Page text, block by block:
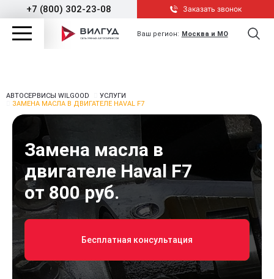
+7 (800) 302-23-08 Заказать звонок
Ваш регион: Москва и МО
АВТОСЕРВИСЫ WILGOOD
УСЛУГИ
ЗАМЕНА МАСЛА В ДВИГАТЕЛЕ HAVAL F7
Замена масла в
двигателе Haval F7
от 800 руб.
Бесплатная консультация